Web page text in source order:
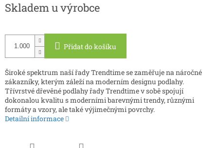
cena:
Skladem u výrobce
Přidat do košíku
Široké spektrum naší řady Trendtime se zaměřuje na náročné
zákazníky, kterým záleží na moderním designu podlahy.
Třívrstvé dřevěné podlahy řady Trendtime v sobě spojují
dokonalou kvalitu s moderními barevnými trendy, různými
formáty a vzory, ale také výjimečnými povrchy.
Detailní informace